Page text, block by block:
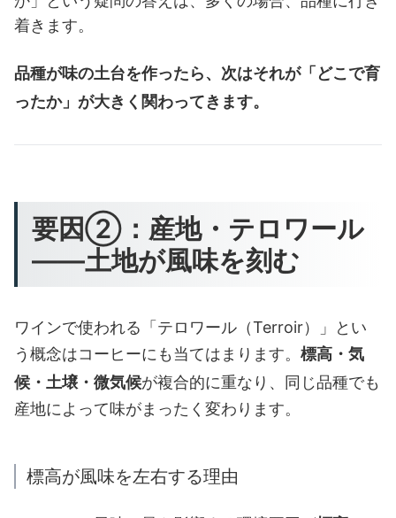
着きます。
品種が味の土台を作ったら、次はそれが「どこで育
ったか」が大きく関わってきます。
要因②：産地・テロワール
——土地が風味を刻む
ワインで使われる「テロワール（Terroir）」とい
う概念はコーヒーにも当てはまります。 標高・気
候・土壌・微気候が複合的に重なり、同じ品種でも
産地によって味がまったく変わります。
標高が風味を左右する理由